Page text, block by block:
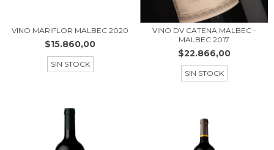
VINO MARIFLOR MALBEC 2020
$15.860,00
SIN STOCK
VINO DV CATENA MALBEC -
MALBEC 2017
$22.866,00
SIN STOCK